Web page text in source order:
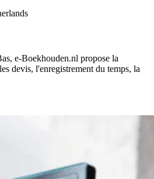
e-Boekhouden.nl propose la
devis, l'enregistrement du temps, la